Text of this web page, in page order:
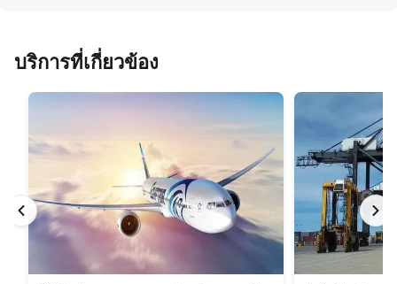
บริการที่เกี่ยวข้อง